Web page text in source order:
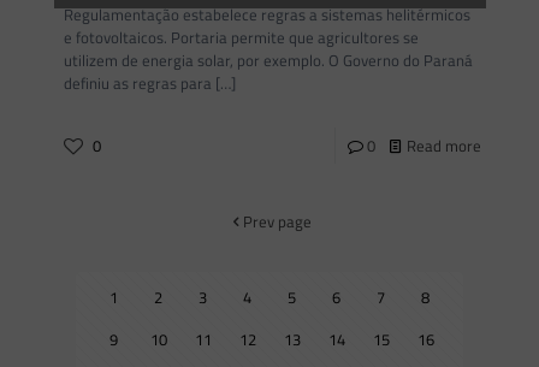
Regulamentação estabelece regras a sistemas helitérmicos
e fotovoltaicos. Portaria permite que agricultores se
utilizem de energia solar, por exemplo. O Governo do Paraná
definiu as regras para […]
0 0 Read more
Prev page
1 2 3 4 5 6 7
8
9
10 11 12 13 14 15
16